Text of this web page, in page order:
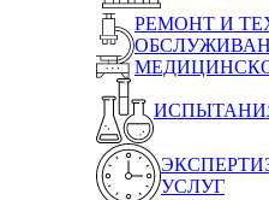
РЕМОНТ И
УСЛУГ